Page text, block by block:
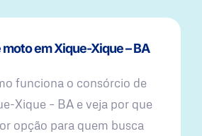
em Xique-Xique – BA
funciona o consórcio de
Xique – BA e veja por que
opção para quem busca